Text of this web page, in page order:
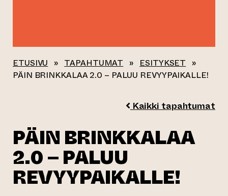
ETUSIVU » TAPAHTUMAT » ESITYKSET »
PÄIN BRINKKALAA 2.0 – PALUU REVYYPAIKALLE!
Kaikki tapahtumat
PÄIN BRINKKALAA
2.0 – PALUU
REVYYPAIKALLE!